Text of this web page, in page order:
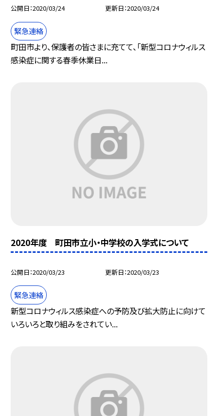
公開日 2020/03/24 更新日 2020/03/24
緊急連絡
町田市より、保護者の皆さまに充てて、「新型コロナウィルス
感染症に関する春季休業日...
2020年度 町田市立小・中学校の入学式について
公開日 2020/03/23 更新日 2020/03/23
緊急連絡
新型コロナウィルス感染症への予防及び拡大防止に向けて
いろいろと取り組みをされてい...